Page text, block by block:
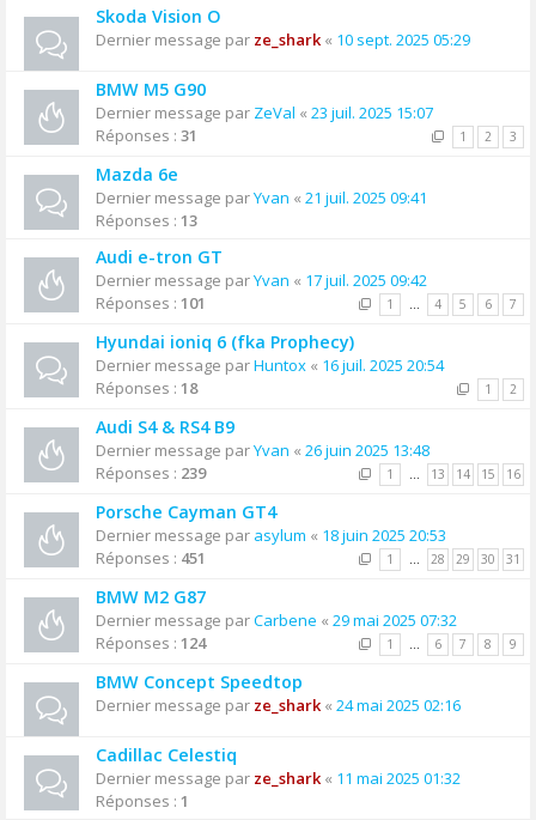
Skoda Vision O
Dernier message par ze_shark« 10 sept. 2025 05:29
BMW M5 G90
Dernier message par ZeVal « 23 juil. 2025 15:07
Réponses : 31 1 2 3
Mazda 6e
Dernier message parYvan « 21 juil. 2025 09:41
Réponses : 13
Audi e-tron GT
Dernier message parYvan « 17 juil. 2025 09:42
Réponses : 101 1 … 4 5 6 7
Hyundai ioniq 6 (fka Prophecy)
Dernier message parHuntox « 16 juil. 2025 20:54
Réponses : 18 1 2
Audi S4 & RS4 B9
Dernier message parYvan « 26 juin 2025 13:48
Réponses : 239 1 … 13 14 15 16
Porsche Cayman GT4
Dernier message par asylum « 18 juin 2025 20:53
Réponses : 451 1 … 28 29 30 31
BMW M2 G87
Dernier message parCarbene « 29 mai 2025 07:32
Réponses : 124 1 … 6 7 8 9
BMW Concept Speedtop
Dernier message par ze_shark« 24 mai 2025 02:16
Cadillac Celestiq
Dernier message par ze_shark« 11 mai 2025 01:32
Réponses : 1